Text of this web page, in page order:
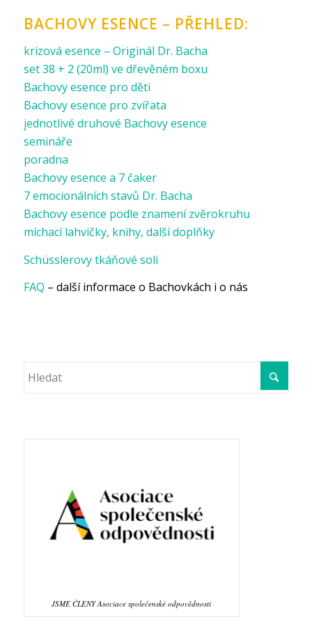
BACHOVY ESENCE – PŘEHLED:
krizová esence – Originál Dr. Bacha
set 38 + 2 (20ml) ve dřevěném boxu
Bachovy esence pro děti
Bachovy esence pro zvířata
jednotlivé druhové Bachovy esence
semináře
poradna
Bachovy esence a 7 čaker
7 emocionálních stavů Dr. Bacha
Bachovy esence podle znamení zvěrokruhu
míchací lahvičky, knihy, další doplňky
Schüsslerovy tkáňové soli
FAQ – další informace o Bachovkách i o nás
JSME ČLENY Asociace společenské odpovědnosti